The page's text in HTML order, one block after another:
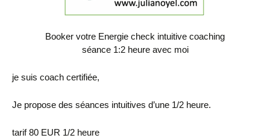
Booker votre Energie check intuitive coaching
séance 1:2 heure avec moi
je suis coach certifiée,
Je propose des séances intuitives d’une 1/2 heure.
tarif 80 EUR 1/2 heure